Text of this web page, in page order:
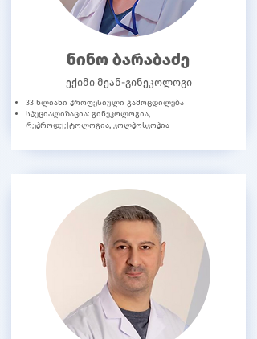
ნინო ბარაბაძე
ექიმი მეან-გინეკოლოგი
33 წლიანი პროფესიული გამოცდილება
სპეციალიზაცია: გინეკოლოგია,
რეპროდუქტოლოგია, კოლპოსკოპია